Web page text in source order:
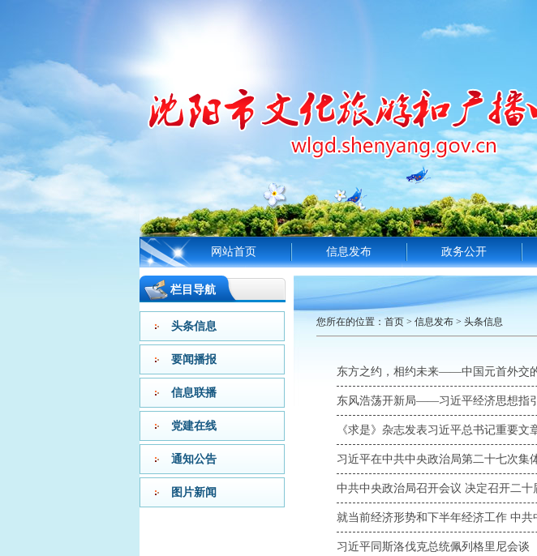
网站首页 信息发布 政务公开
栏目导航
头条信息
要闻播报
信息联播
党建在线
通知公告
图片新闻
您所在的位置： 首页 > 信息发布 > 头条信息
东方之约，相约未来——中国元首外交
东风浩荡开新局——习近平经济思想指
《求是》杂志发表习近平总书记重要文
就当前经济形势和下半年经济工作 中
习近平同斯洛伐克总统佩列格里尼会谈